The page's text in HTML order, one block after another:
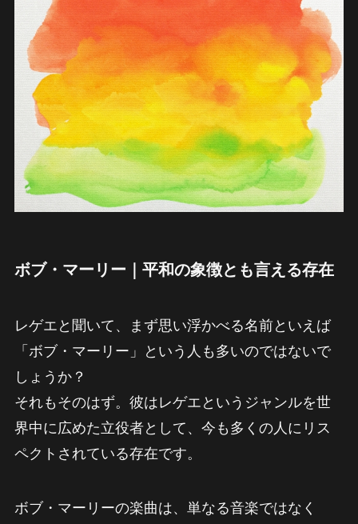
ボブ・マーリー｜平和の象徴とも言える存在
レゲエと聞いて、まず思い浮かべる名前といえば
「ボブ・マーリー」という人も多いのではないで
しょうか？
それもそのはず。彼はレゲエというジャンルを世
界中に広めた立役者として、今も多くの人にリス
ペクトされている存在です。
ボブ・マーリーの楽曲は、単なる音楽ではなく